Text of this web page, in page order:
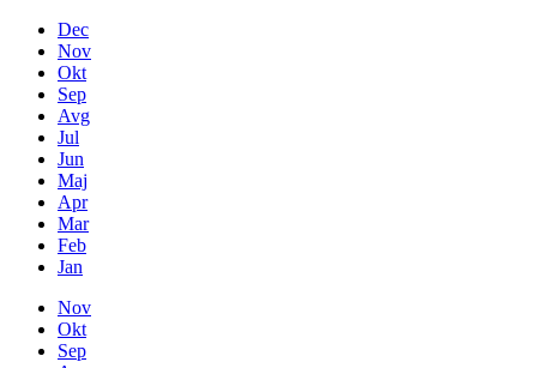
Dec
Nov
Okt
Sep
Avg
Jul
Jun
Maj
Apr
Mar
Feb
Jan
Nov
Okt
Sep